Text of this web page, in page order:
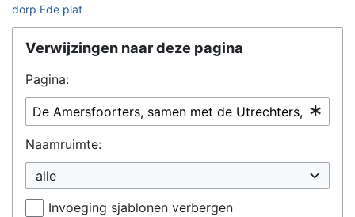
dorp Ede plat
Ga naar:navigatie,zoeken
Verwijzingen naar deze pagina
Pagina:
Naamruimte:
alle
Invoeging sjablonen verbergen